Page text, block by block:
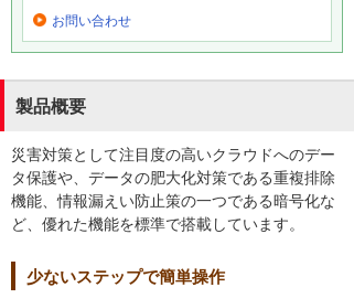
お問い合わせ
製品概要
災害対策として注目度の高いクラウドへのデー
タ保護や、データの肥大化対策である重複排除
機能、情報漏えい防止策の一つである暗号化な
ど、優れた機能を標準で搭載しています。
少ないステップで簡単操作